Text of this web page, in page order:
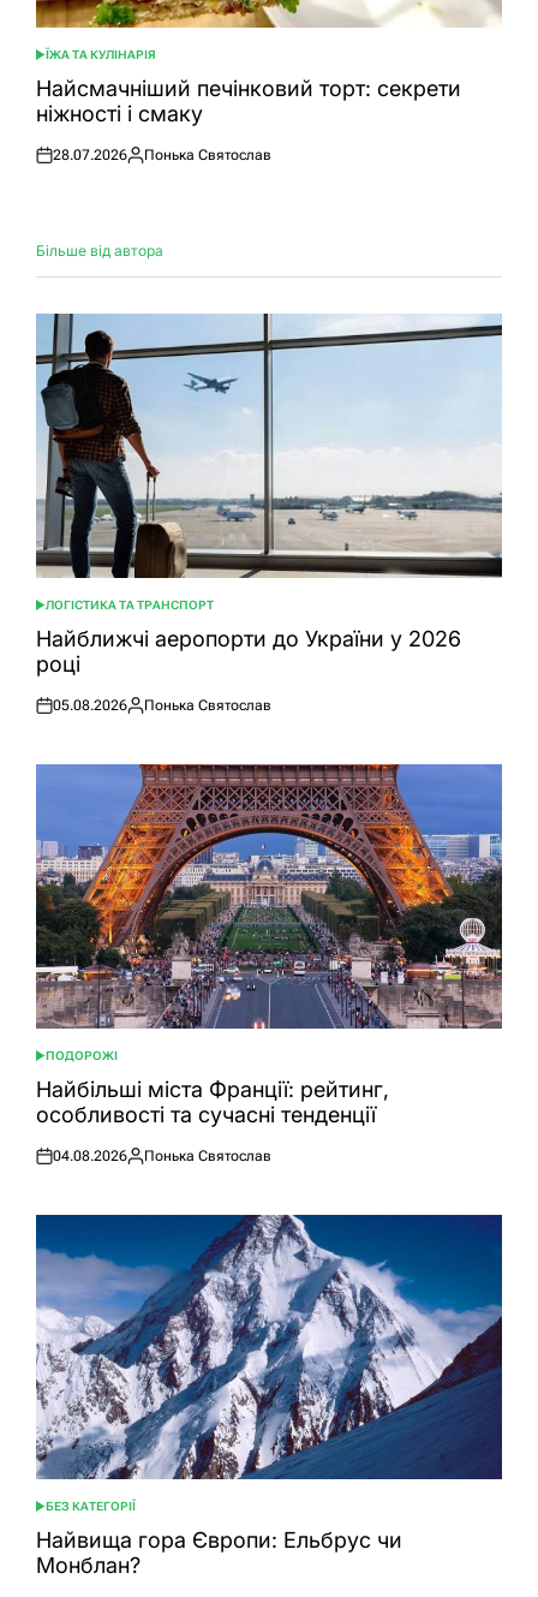
ОПУБЛІКУВАТИ
У
ЇЖА ТА КУЛІНАРІЯ
Найсмачніший печінковий торт: секрети
ніжності і смаку
Оприлюднено
28.07.2026
Опубліковано
Понька Святослав
Більше від автора
ОПУБЛІКУВАТИ
У
ЛОГІСТИКА ТА ТРАНСПОРТ
Найближчі аеропорти до України у 2026
році
Оприлюднено
05.08.2026
Опубліковано
Понька Святослав
ОПУБЛІКУВАТИ
У
ПОДОРОЖІ
Найбільші міста Франції: рейтинг,
особливості та сучасні тенденції
Оприлюднено
04.08.2026
Опубліковано
Понька Святослав
ОПУБЛІКУВАТИ
У
БЕЗ КАТЕГОРІЇ
Найвища гора Європи: Ельбрус чи
Монблан?